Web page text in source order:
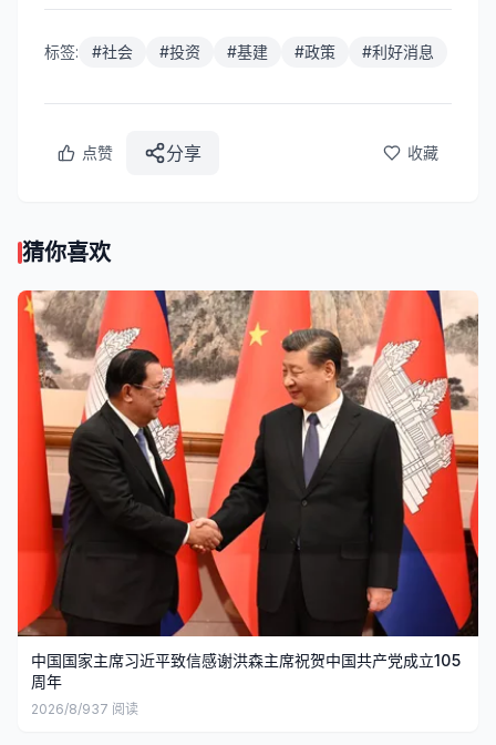
标签: #社会 #投资 #基建 #政策 #利好消息
点赞 分享 收藏
猜你喜欢
中国国家主席习近平致信感谢洪森主席祝贺中国共产党成立105
周年
2026/8/937 阅读